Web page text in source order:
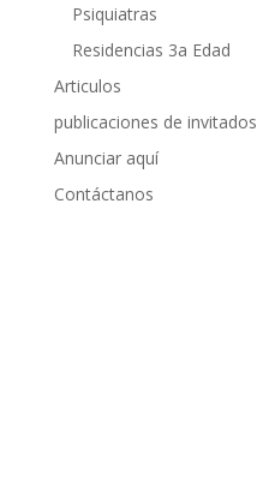
Psiquiatras
Residencias 3a Edad
Articulos
publicaciones de invitados
Anunciar aquí
Contáctanos